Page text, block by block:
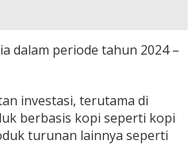
dalam periode tahun 2024 –
investasi, terutama di
berbasis kopi seperti kopi
turunan lainnya seperti